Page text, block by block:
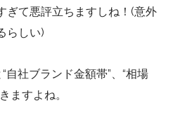
ぎて悪評立ちますしね！(意外
らしい)
自社ブランド金額帯”、“相場
ますよね。